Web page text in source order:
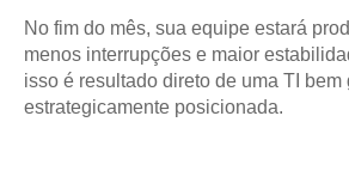
No fim do mês, sua equipe estará
menos interrupções e maior
isso é resultado direto de uma TI bem
estrategicamente posicionada.